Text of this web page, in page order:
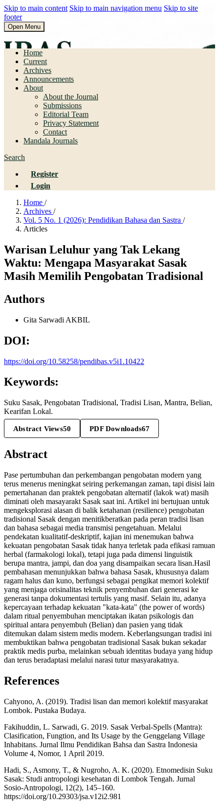
Skip to main content Skip to main navigation menu Skip to site
footer
Open Menu
Home
Current
Archives
Announcements
About
About the Journal
Submissions
Editorial Team
Privacy Statement
Contact
Mandala Journals
Search
Register
Login
Home /
Archives /
Vol. 5 No. 1 (2026): Pendidikan Bahasa dan Sastra /
Articles
Warisan Leluhur yang Tak Lekang
Waktu: Mengapa Masyarakat Sasak
Masih Memilih Pengobatan Tradisional
Authors
Gita Sarwadi AKBIL
DOI:
https://doi.org/10.58258/pendibas.v5i1.10422
Keywords:
Suku Sasak, Pengobatan Tradisional, Tradisi Lisan, Mantra, Belian,
Kearifan Lokal.
Abstract Views50 PDF Downloads67
Abstract
Pase pertumbuhan dan perkembangan pengobatan modern yang
terus menerus meningkat seiring perkemangan zaman, tapi disisi lain
pemertahanan dan praktek pengobatan alternatif (lakok wat) masih
diminati oleh masayarakt Sasak saat ini. Artikel ini bertujuan untuk
mengeksplorasi alasan di balik ketahanan (resilience) pengobatan
tradisional Sasak dengan menitikberatkan pada peran tradisi lisan
dan bahasa sebagai media transmisi pengetahuan. Melalui
pendekatan kualitatif-deskriptif, kajian ini menemukan bahwa
kekuatan pengobatan Sasak tidak hanya terletak pada efikasi ramuan
herbal (farmakologi lokal), tetapi juga pada dimensi linguistik
berupa mantra, jampi, dan doa yang disampaikan secara lisan.Hasil
pembahasan menunjukkan bahwa bahasa Sasak, khususnya dalam
ragam halus dan kuno, berfungsi sebagai pengikat memori kolektif
yang menjaga orisinalitas teknik penyembuhan dari generasi ke
generasi tanpa dokumentasi tertulis yang masif. Selain itu, adanya
kepercayaan terhadap kekuatan "kata-kata" (the power of words)
dalam ritual penyembuhan menciptakan ikatan psikologis dan
spiritual antara penyembuh (Belian) dan pasien yang tidak
ditemukan dalam sistem medis modern. Keberlangsungan tradisi ini
membuktikan bahwa pengobatan tradisional Sasak bukan sekadar
praktik medis purba, melainkan sebuah identitas budaya yang hidup
dan terus beradaptasi melalui narasi tutur masyarakatnya.
References
Cahyono, A. (2019). Tradisi lisan dan memori kolektif masyarakat
Lombok. Pustaka Budaya.
Fakihuddin, L. Sarwadi, G. 2019. Sasak Verbal-Spells (Mantra):
Clasification, Fungtion, and Its Usage by the Genggelang Village
Inhabitans. Jurnal Ilmu Pendidikan Bahsa dan Sastra Indonesia
Volume 4, Nomor, 1 April 2019.
Hadi, S., Asmony, T., & Nugroho, A. K. (2020). Etnomedisin Suku
Sasak: Studi antropologi kesehatan di Lombok Tengah. Jurnal
Sosio-Antropologi, 12(2), 145–160.
https://doi.org/10.29303/jsa.v12i2.981